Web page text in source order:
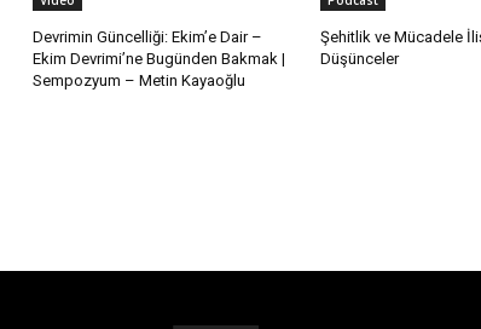
Devrimin Güncelliği: Ekim’e Dair –
Ekim Devrimi’ne Bugünden Bakmak |
Sempozyum – Metin Kayaoğlu
Şehitlik ve Mücadele
Düşünceler